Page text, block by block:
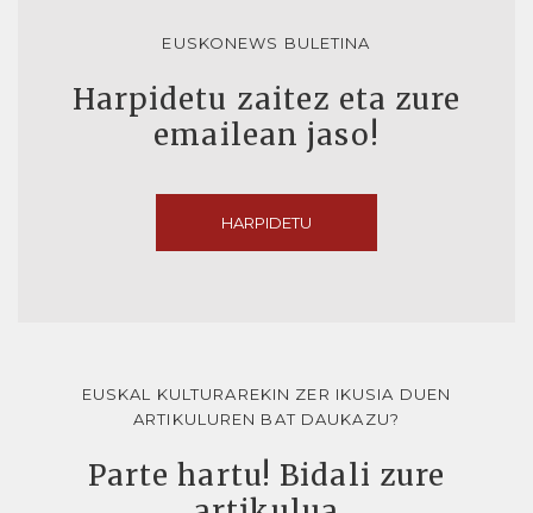
EUSKONEWS BULETINA
Harpidetu zaitez eta zure
emailean jaso!
HARPIDETU
EUSKAL KULTURAREKIN ZER IKUSIA DUEN
ARTIKULUREN BAT DAUKAZU?
Parte hartu! Bidali zure